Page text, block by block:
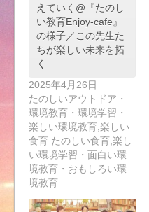
えていく@『たのし
い教育Enjoy-cafe』
の様子／この先生た
ちが楽しい未来を拓
く
2025年4月26日
たのしいアウトドア・
環境教育・環境学習・
楽しい環境教育,楽しい
食育 たのしい食育,楽し
い環境学習・面白い環
境教育・おもしろい環
境教育